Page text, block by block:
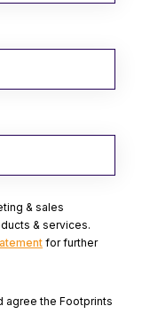
& sales
& services.
for further
agree the Footprints